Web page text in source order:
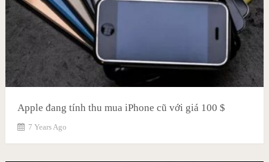
Apple đang tính thu mua iPhone cũ với giá 100 $
7 Years Ago